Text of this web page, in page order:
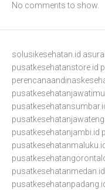
No comments to show.
solusikesehatan.id
pusatkesehatanstore.id
pusatkesehatanjambi.id
pusatkesehatanmedan.id